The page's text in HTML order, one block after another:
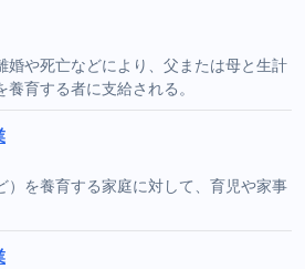
婚や死亡などにより、父または母と生計
育する者に支給される。
）を養育する家庭に対して、育児や家事